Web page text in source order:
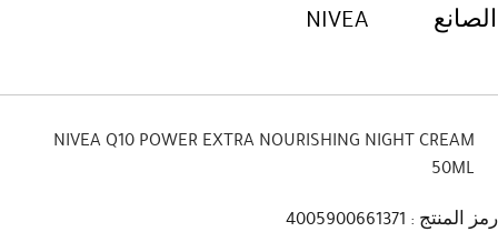
الصانع
NIVEA
NIVEA Q10 POWER EXTRA NOURISHING NIGHT CREAM
50ML
رمز المنتج : 4005900661371